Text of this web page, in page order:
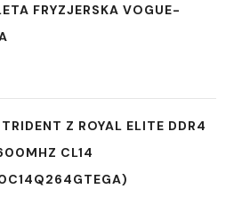
FRYZJERSKA VOGUE-
Z ROYAL ELITE DDR4
CL14